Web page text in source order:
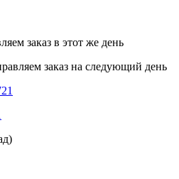
заказ в этот же день
заказ на следующий день